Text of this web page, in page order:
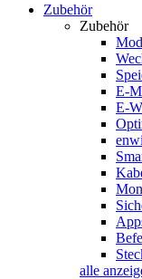
Zubehör
Zubehör
E-
E-
alle